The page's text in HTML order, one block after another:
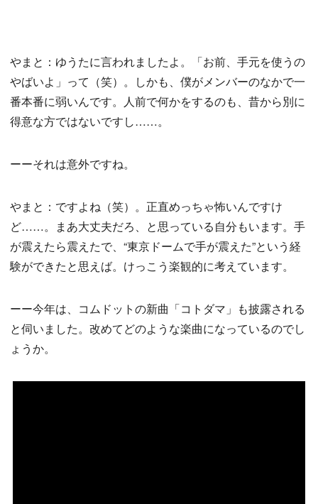
やまと：ゆうたに言われましたよ。「お前、手元を使うの
やばいよ」って（笑）。しかも、僕がメンバーのなかで一
番本番に弱いんです。人前で何かをするのも、昔から別に
得意な方ではないですし……。
ーーそれは意外ですね。
やまと：ですよね（笑）。正直めっちゃ怖いんですけ
ど……。まあ大丈夫だろ、と思っている自分もいます。手
が震えたら震えたで、“東京ドームで手が震えた”という経
験ができたと思えば。けっこう楽観的に考えています。
ーー今年は、コムドットの新曲「コトダマ」も披露される
と伺いました。改めてどのような楽曲になっているのでし
ょうか。